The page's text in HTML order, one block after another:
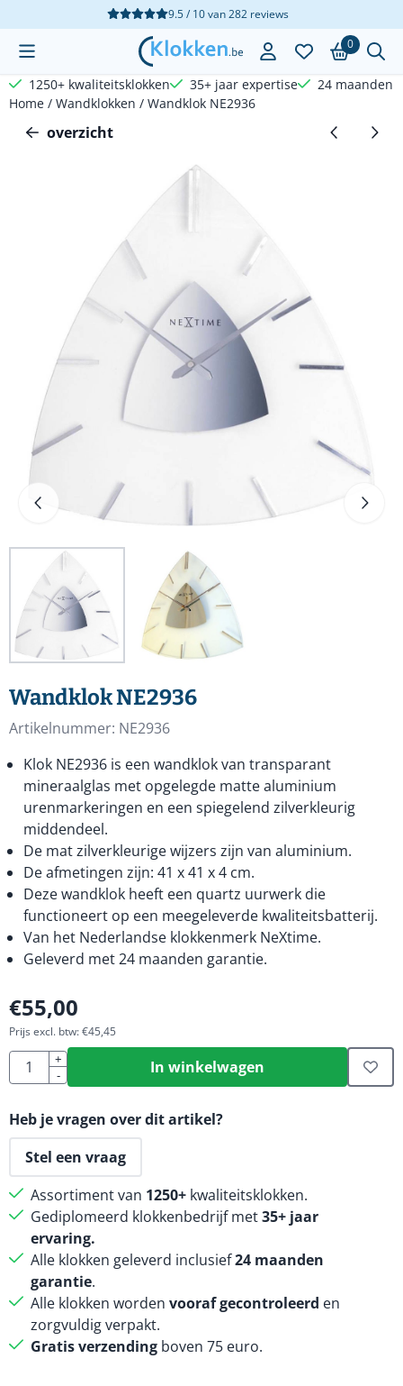
Cookievoorkeuren zijn beschikbaar. Kies instellingen of sta
9.5 / 10van282reviews
0
1250+ kwaliteitsklokken 35+ jaar expertise
24 maanden
Home / Wandklokken / Wandklok NE2936
overzicht
Wandklok NE2936
Artikelnummer: NE2936
Klok NE2936 is een wandklok van transparant
mineraalglas met opgelegde matte aluminium
urenmarkeringen en een spiegelend zilverkleurig
middendeel.
De mat zilverkleurige wijzers zijn van aluminium.
De afmetingen zijn: 41 x 41 x 4 cm.
Deze wandklok heeft een quartz uurwerk die
functioneert op een meegeleverde kwaliteitsbatterij.
Van het Nederlandse klokkenmerk NeXtime.
Geleverd met 24 maanden garantie.
€55,00
Prijs excl. btw:€45,45
Aantal
+
-
In winkelwagen
Heb je vragen over dit artikel?
Stel een vraag
Assortiment van 1250+ kwaliteitsklokken.
Gediplomeerd klokkenbedrijf met35+ jaar
ervaring.
Alle klokken geleverd inclusief24 maanden
garantie.
Alle klokken worden vooraf gecontroleerd en
zorgvuldig verpakt.
Gratis verzending boven 75 euro.